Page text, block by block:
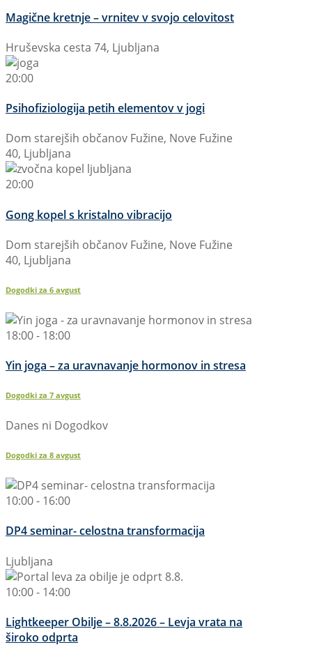
Magične kretnje – vrnitev v svojo celovitost
Hruševska cesta 74, Ljubljana
20:00
Psihofiziologija petih elementov v jogi
Dom starejših občanov Fužine, Nove Fužine
40, Ljubljana
20:00
Gong kopel s kristalno vibracijo
Dom starejših občanov Fužine, Nove Fužine
40, Ljubljana
Dogodki za 6 avgust
18:00 - 18:00
Yin joga – za uravnavanje hormonov in stresa
Dogodki za 7 avgust
Danes ni Dogodkov
Dogodki za 8 avgust
10:00 - 16:00
DP4 seminar- celostna transformacija
Ljubljana
10:00 - 14:00
Lightkeeper Obilje – 8.8.2026 – Levja vrata na
široko odprta